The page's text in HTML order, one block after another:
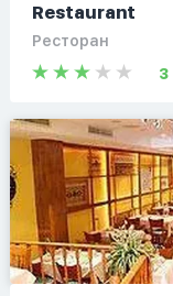
Restaurant
Ресторан
3